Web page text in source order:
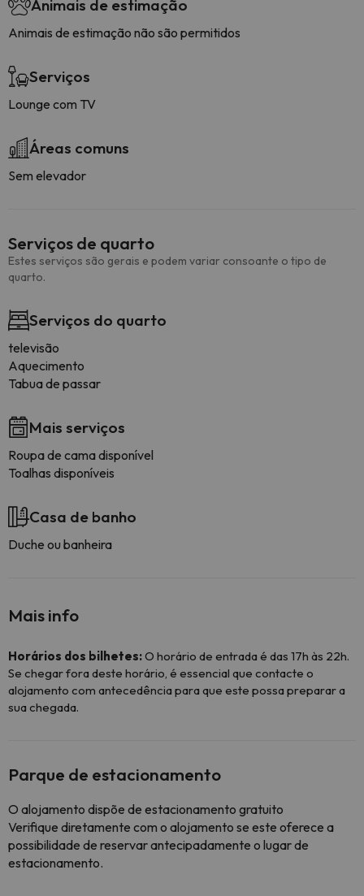
Animais de estimação
Animais de estimação não são permitidos
Serviços
Lounge com TV
Áreas comuns
Sem elevador
Serviços de quarto
Estes serviços são gerais e podem variar consoante o tipo de
quarto.
Serviços do quarto
televisão
Aquecimento
Tabua de passar
Mais serviços
Roupa de cama disponível
Toalhas disponíveis
Casa de banho
Duche ou banheira
Mais info
Horários dos bilhetes:O horário de entrada é das 17h às 22h.
Se chegar fora deste horário, é essencial que contacte o
alojamento com antecedência para que este possa preparar a
sua chegada.
Parque de estacionamento
O alojamento dispõe de estacionamento gratuito
Verifique diretamente com o alojamento se este oferece a
possibilidade de reservar antecipadamente o lugar de
estacionamento.